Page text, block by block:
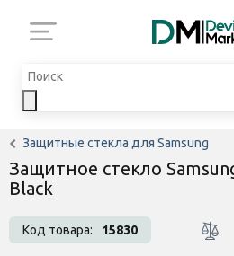
Защитные стекла для Samsung
Защитное стекло
Black
Код товара: 15830